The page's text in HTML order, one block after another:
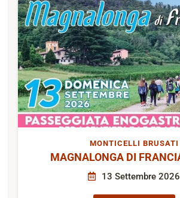
MONTICELLI BRUSATI
MAGNALONGA DI
13 Settembre 2026